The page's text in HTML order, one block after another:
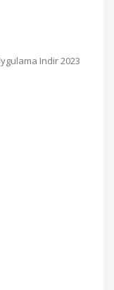
Indir 2023